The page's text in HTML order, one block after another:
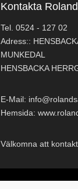
Kontakta
Tel. 0524 - 127 02
Adress::
MUNKEDAL
HENSBACKA
E-Mail:
Hemsida:
Välkomna att